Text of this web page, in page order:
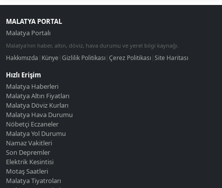
MALATYA PORTAL
Malatya Portalı
Malatya'nın haber, altın, döviz, hava durumu ve yerel bilgi kaynağı.
Hakkımızda | Künye |Gizlilik Politikası |Çerez Politikası |Site Haritası
Hızlı Erişim
Malatya Haberleri
Malatya Altın Fiyatları
Malatya Döviz Kurları
Malatya Hava Durumu
Nöbetçi Eczaneler
Malatya Yol Durumu
Namaz Vakitleri
Son Depremler
Elektrik Kesintisi
Motaş Saatleri
Malatya Tiyatroları